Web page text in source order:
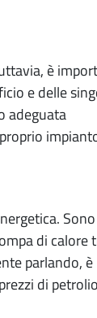
è
e delle
adeguata
Sono
di calore
parlando, è
di